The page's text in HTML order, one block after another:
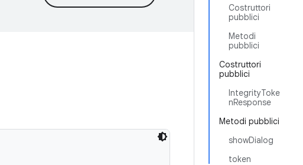
Costruttori
pubblici
Metodi
pubblici
Costruttori
pubblici
IntegrityToke
nResponse
Metodi pubblici
showDialog
token